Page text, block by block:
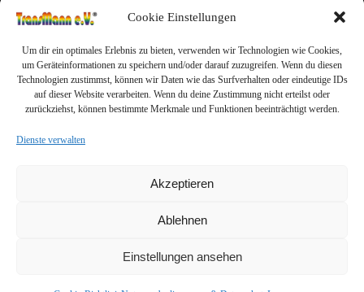
Cookie Einstellungen
Um dir ein optimales Erlebnis zu bieten, verwenden wir Technologien wie Cookies,
um Geräteinformationen zu speichern und/oder darauf zuzugreifen. Wenn du diesen
Technologien zustimmst, können wir Daten wie das Surfverhalten oder eindeutige IDs
auf dieser Website verarbeiten. Wenn du deine Zustimmung nicht erteilst oder
zurückziehst, können bestimmte Merkmale und Funktionen beeinträchtigt werden.
Dienste verwalten
Akzeptieren
Ablehnen
Einstellungen ansehen
COOKIE-RICHTLINIE (EU)